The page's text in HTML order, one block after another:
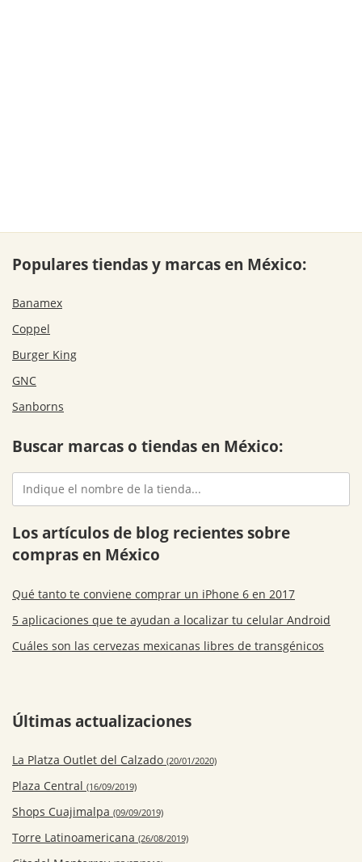
Populares tiendas y marcas en México:
Banamex
Coppel
Burger King
GNC
Sanborns
Buscar marcas o tiendas en México:
Los artículos de blog recientes sobre
compras en México
Qué tanto te conviene comprar un iPhone 6 en 2017
5 aplicaciones que te ayudan a localizar tu celular Android
Cuáles son las cervezas mexicanas libres de transgénicos
Últimas actualizaciones
La Platza Outlet del Calzado (20/01/2020)
Plaza Central (16/09/2019)
Shops Cuajimalpa (09/09/2019)
Torre Latinoamericana (26/08/2019)